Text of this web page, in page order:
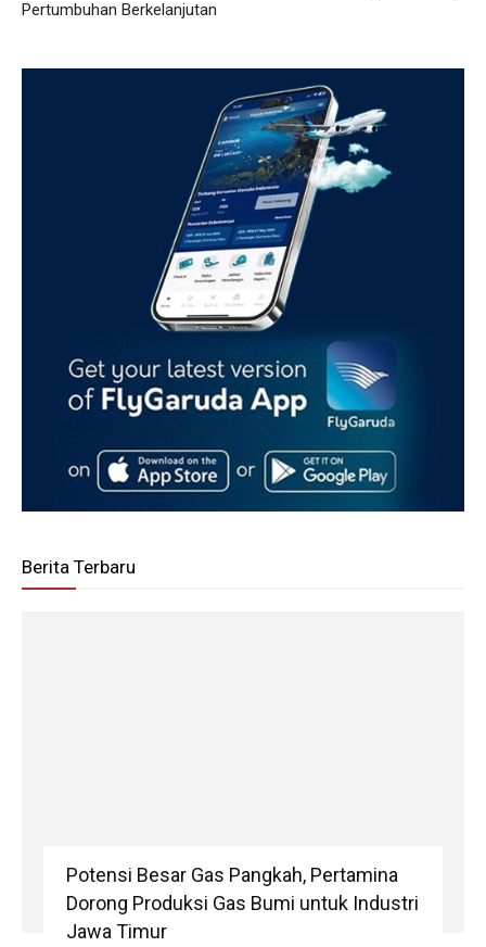
Pertumbuhan Berkelanjutan
Berita Terbaru
Potensi Besar Gas Pangkah, Pertamina
Dorong Produksi Gas Bumi untuk Industri
Jawa Timur